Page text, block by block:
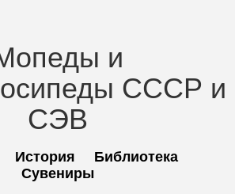
и
СССР и
СЭВ
История
Библиотека
Сувениры